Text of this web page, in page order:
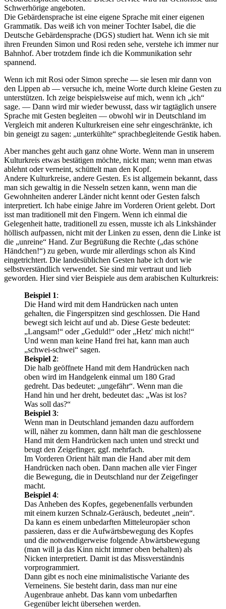
Schwerhörige angeboten.
Die Gebärdensprache ist eine eigene Sprache mit einer eigenen
Grammatik. Das weiß ich von meiner Tochter Isabel, die die
Deutsche Gebärdensprache (DGS) studiert hat. Wenn ich sie mit
ihren Freunden Simon und Rosi reden sehe, verstehe ich immer nur
Bahnhof. Aber trotzdem finde ich die Kommunikation sehr
spannend.
Wenn ich mit Rosi oder Simon spreche — sie lesen mir dann von
den Lippen ab — versuche ich, meine Worte durch kleine Gesten zu
unterstützen. Ich zeige beispielsweise auf mich, wenn ich
ich
sage. — Dann wird mir wieder bewusst, dass wir tagtäglich unsere
Sprache mit Gesten begleiten — obwohl wir in Deutschland im
Vergleich mit anderen Kulturkreisen eine sehr eingeschränkte, ich
bin geneigt zu sagen:
unterkühlte
sprachbegleitende Gestik haben.
Aber manches geht auch ganz ohne Worte. Wenn man in unserem
Kulturkreis etwas bestätigen möchte, nickt man; wenn man etwas
ablehnt oder verneint, schüttelt man den Kopf.
Andere Kulturkreise, andere Gesten. Es ist allgemein bekannt, dass
man sich gewaltig in die Nesseln setzen kann, wenn man die
Gewohnheiten anderer Länder nicht kennt oder Gesten falsch
interpretiert. Ich habe einige Jahre im Vorderen Orient gelebt. Dort
isst man traditionell mit den Fingern. Wenn ich einmal die
Gelegenheit hatte, traditionell zu essen, musste ich als Linkshänder
höllisch aufpassen, nicht mit der Linken zu essen, denn die Linke ist
die
unreine Hand. Zur Begrüßung die Rechte ( das schöne
Händchen! ) zu geben, wurde mir allerdings schon als Kind
eingetrichtert. Die landesüblichen Gesten habe ich dort wie
selbstverständlich verwendet. Sie sind mir vertraut und lieb
geworden. Hier sind vier Beispiele aus dem arabischen Kulturkreis:
Beispiel 1:
Die Hand wird mit dem Handrücken nach unten
gehalten, die Fingerspitzen sind geschlossen. Die Hand
bewegt sich leicht auf und ab. Diese Geste bedeutet:
Langsam!
oder Geduld! oder Hetz' mich nicht!
Und wenn man keine Hand frei hat, kann man auch
schwei-schwei
sagen.
Beispiel 2:
Die halb geöffnete Hand mit dem Handrücken nach
oben wird im Handgelenk einmal um 180 Grad
gedreht. Das bedeutet:
ungefähr . Wenn man die
Hand hin und her dreht, bedeutet das:
Was ist los?
Was soll das?
Beispiel 3:
Wenn man in Deutschland jemanden dazu auffordern
will, näher zu kommen, dann hält man die geschlossene
Hand mit dem Handrücken nach unten und streckt und
beugt den Zeigefinger, ggf. mehrfach.
Im Vorderen Orient hält man die Hand aber mit dem
Handrücken nach oben. Dann machen alle vier Finger
die Bewegung, die in Deutschland nur der Zeigefinger
macht.
Beispiel 4:
Das Anheben des Kopfes, gegebenenfalls verbunden
mit einem kurzen Schnalz-Geräusch, bedeutet
nein .
Da kann es einem unbedarften Mitteleuropäer schon
passieren, dass er die Aufwärtsbewegung des Kopfes
und die notwendigerweise folgende Abwärtsbewegung
(man will ja das Kinn nicht immer oben behalten) als
Nicken interpretiert. Damit ist das Missverständnis
vorprogrammiert.
Dann gibt es noch eine minimalistische Variante des
Verneinens. Sie besteht darin, dass man nur eine
Augenbraue anhebt. Das kann vom unbedarften
Gegenüber leicht übersehen werden.